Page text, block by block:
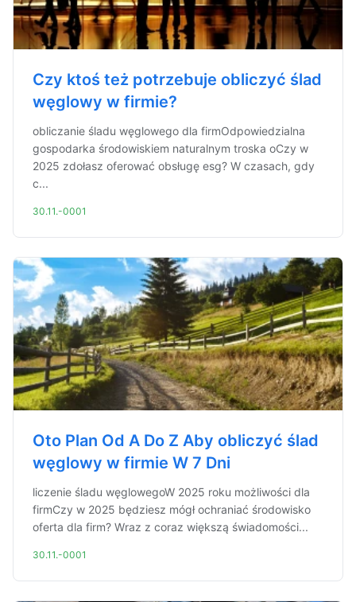
Czy ktoś też potrzebuje obliczyć ślad
węglowy w firmie?
obliczanie śladu węglowego dla firmOdpowiedzialna
gospodarka środowiskiem naturalnym troska oCzy w
2025 zdołasz oferować obsługę esg? W czasach, gdy
c...
30.11.-0001
Oto Plan Od A Do Z Aby obliczyć ślad
węglowy w firmie W 7 Dni
liczenie śladu węglowegoW 2025 roku możliwości dla
firmCzy w 2025 będziesz mógł ochraniać środowisko
oferta dla firm? Wraz z coraz większą świadomości...
30.11.-0001